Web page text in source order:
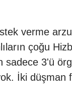
verme
çoğu
sadece 3'ü
İki düşman